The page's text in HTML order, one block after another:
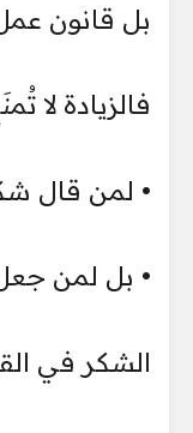
بل قانون
فالزيادة لا
• لمن قال
• بل لمن
الشكر في